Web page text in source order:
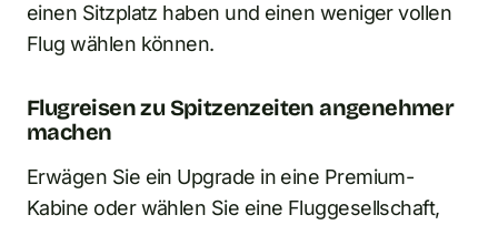
einen Sitzplatz haben und einen weniger vollen
Flug wählen können.
Flugreisen zu Spitzenzeiten angenehmer
machen
Erwägen Sie ein Upgrade in eine Premium-
Kabine oder wählen Sie eine Fluggesellschaft,